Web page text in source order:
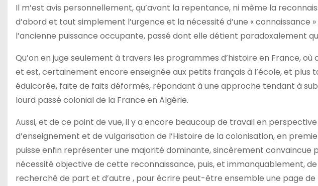
Il m’est avis personnellement, qu’avant la repentance, ni même la
d’abord et tout simplement l’urgence et la nécessité d’une « connaissance
l’ancienne puissance occupante, passé dont elle détient paradoxalement
Qu’on en juge seulement à travers les programmes d’histoire en France,
et est, certainement encore enseignée aux petits français à l’école, et plus
édulcorée, faite de faits déformés, répondant à une approche tendant à
lourd passé colonial de la France en Algérie.
Aussi, et de ce point de vue, il y a encore beaucoup de travail en
d’enseignement et de vulgarisation de l’Histoire de la colonisation, en
puisse enfin représenter une majorité dominante, sincèrement
nécessité objective de cette reconnaissance, puis, et immanquablement,
recherché de part et d’autre , pour écrire peut-être ensemble une page